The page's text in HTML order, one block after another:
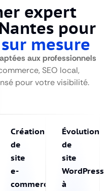
expert
pour
mesure
aux professionnels
SEO local,
pour votre visibilité.
Création
de
site
e-
commerce
Évolution
de
site
WordPress
à